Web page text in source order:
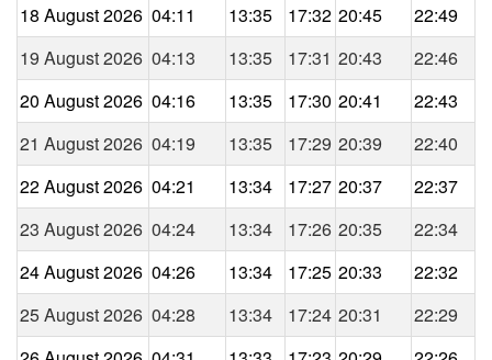
18 August 2026 04:11 13:35 17:32 20:45
22:49
19 August 2026 04:13 13:35 17:31 20:43
22:46
20 August 2026 04:16 13:35 17:30 20:41
22:43
21 August 2026 04:19 13:35 17:29 20:39
22:40
22 August 2026 04:21 13:34 17:27 20:37
22:37
23 August 2026 04:24 13:34 17:26 20:35
22:34
24 August 2026 04:26 13:34 17:25 20:33
22:32
25 August 2026 04:28 13:34 17:24 20:31
22:29